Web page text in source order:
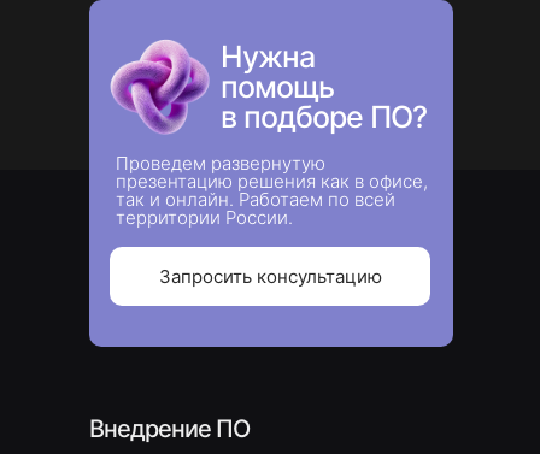
Проведем развернутую
презентацию решения как в офисе,
так и онлайн. Работаем по всей
территории России.
Нужна
помощь
в подборе ПО?
Запросить консультацию
Внедрение ПО